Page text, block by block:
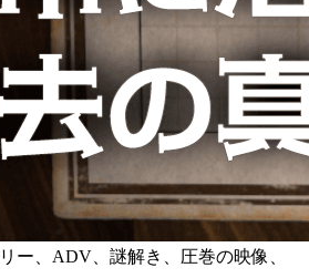
ー、ADV、謎解き、圧巻の映像、